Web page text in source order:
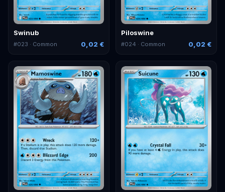
Swinub
#023 · Common 0,02 €
Piloswine
#024 · Common 0,02 €